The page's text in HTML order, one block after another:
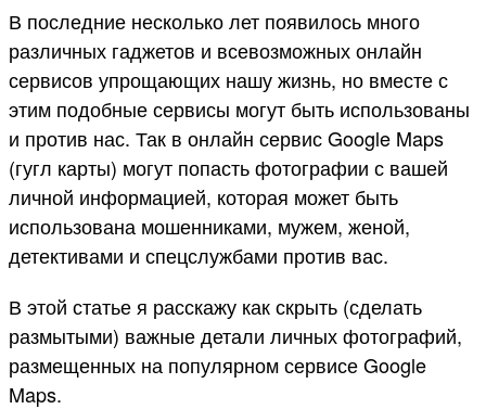
В последние несколько лет появилось много
различных гаджетов и всевозможных онлайн
сервисов упрощающих нашу жизнь, но вместе с
этим подобные сервисы могут быть использованы
и против нас. Так в онлайн сервис Google Maps
(гугл карты) могут попасть фотографии с вашей
личной информацией, которая может быть
использована мошенниками, мужем, женой,
детективами и спецслужбами против вас.
В этой статье я расскажу как скрыть (сделать
размытыми) важные детали личных фотографий,
размещенных на популярном сервисе Google
Maps.